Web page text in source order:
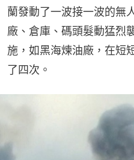
蘭發動了一波接一波的無
廠、倉庫、碼頭髮動猛烈
施，如黑海煉油廠，在短
了四次。